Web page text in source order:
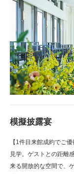
模擬披露宴
【1件目来館成約でご
見学。ゲストとの距離
来る開放的な空間で、